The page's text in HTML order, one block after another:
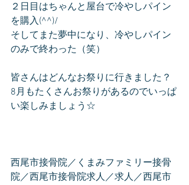
２日目はちゃんと屋台で冷やしパイン
を購入(^^)/
そしてまた夢中になり、冷やしパイン
のみで終わった（笑）
皆さんはどんなお祭りに行きました？
8月もたくさんお祭りがあるのでいっぱ
い楽しみましょう☆
西尾市接骨院／くまみファミリー接骨
院／西尾市接骨院求人／求人／西尾市